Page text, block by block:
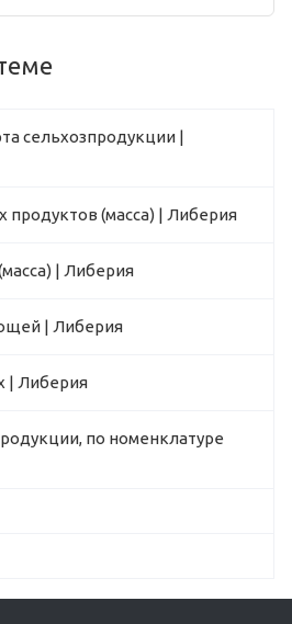
сельхозпродукции |
продуктов (масса) | Либерия
| Либерия
| Либерия
| Либерия
по номенклатуре